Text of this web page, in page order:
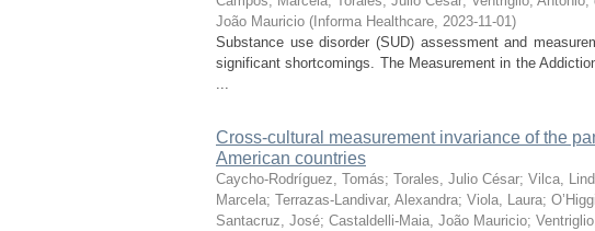
João Mauricio ( Informa Healthcare, 2023-11-01)
Substance use disorder (SUD) assessment and
significant shortcomings. The Measurement in the
...
Cross-cultural measurement invariance of the
American countries
Caycho-Rodríguez, Tomás; Torales, Julio César; Vilca,
Marcela; Terrazas-Landivar, Alexandra; Viola, Laura;
Santacruz, José; Castaldelli-Maia, João Mauricio;